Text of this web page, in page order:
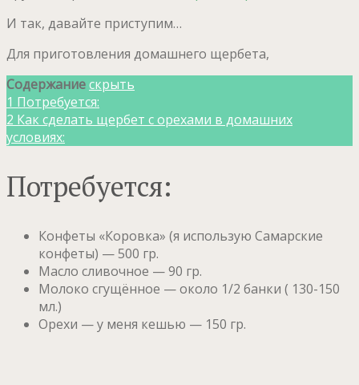
И так, давайте приступим…
Для приготовления домашнего щербета,
Содержаниескрыть
1 Потребуется:
2 Как сделать щербет с орехами в домашних
условиях:
Потребуется:
Конфеты «Коровка» (я использую Самарские
конфеты) — 500 гр.
Масло сливочное — 90 гр.
Молоко сгущённое — около 1/2 банки ( 130-150
мл.)
Орехи — у меня кешью — 150 гр.